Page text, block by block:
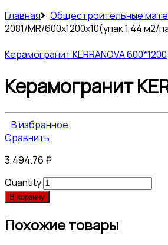
Главная Общестроительные
2081/MR/600x1200x10(упак 1,44 м2/
Керамогранит KERRANOVA 600*1200
Керамогранит
В избранное
Сравнить
3,494.76 ₽
Quantity
В корзину
Похожие товары